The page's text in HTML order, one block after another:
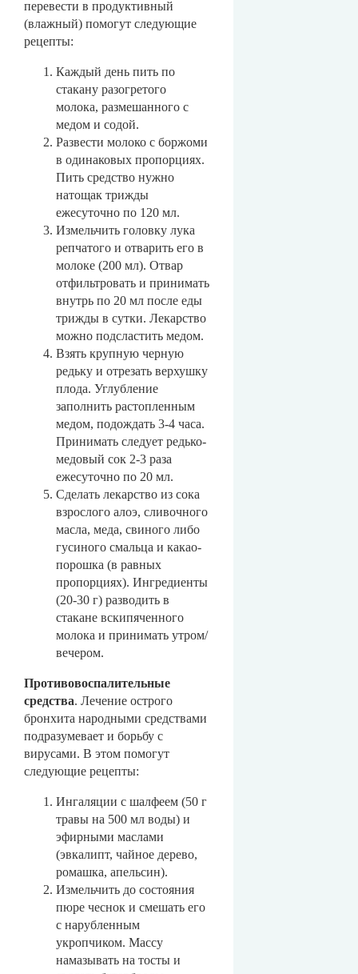
перевести в продуктивный
(влажный) помогут следующие
рецепты:
Каждый день пить по
стакану разогретого
молока, размешанного с
медом и содой.
Развести молоко с боржоми
в одинаковых пропорциях.
Пить средство нужно
натощак трижды
ежесуточно по 120 мл.
Измельчить головку лука
репчатого и отварить его в
молоке (200 мл). Отвар
отфильтровать и принимать
внутрь по 20 мл после еды
трижды в сутки. Лекарство
можно подсластить медом.
Взять крупную черную
редьку и отрезать верхушку
плода. Углубление
заполнить растопленным
медом, подождать 3-4 часа.
Принимать следует редько-
медовый сок 2-3 раза
ежесуточно по 20 мл.
Сделать лекарство из сока
взрослого алоэ, сливочного
масла, меда, свиного либо
гусиного смальца и какао-
порошка (в равных
пропорциях). Ингредиенты
(20-30 г) разводить в
стакане вскипяченного
молока и принимать утром/
вечером.
Противовоспалительные
средства. Лечение острого
бронхита народными средствами
подразумевает и борьбу с
вирусами. В этом помогут
следующие рецепты:
Ингаляции с шалфеем (50 г
травы на 500 мл воды) и
эфирными маслами
(эвкалипт, чайное дерево,
ромашка, апельсин).
Измельчить до состояния
пюре чеснок и смешать его
с нарубленным
укропчиком. Массу
намазывать на тосты и